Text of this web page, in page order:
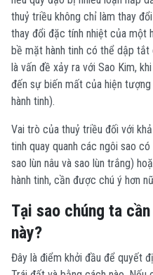
thuỷ triều không chỉ làm thay
thay đổi đặc tính nhiệt của một
bề mặt hành tinh có thể dập
là vấn đề xảy ra với Sao Kim,
đến sự biến mất của hiện
hành tinh).
Vai trò của thuỷ triều đối với
tinh quay quanh các ngôi sao
sao lùn nâu và sao lùn trắng)
hành tinh, cần được chú ý hơn
Tại sao chúng ta
này?
Đây là điểm khởi đầu để quyết